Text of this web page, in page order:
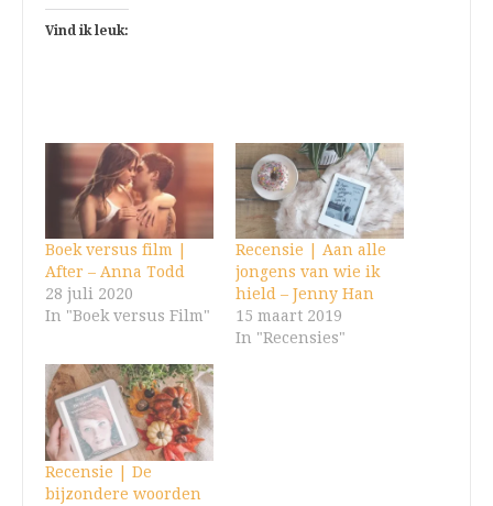
Vind ik leuk:
Boek versus film |
After – Anna Todd
28 juli 2020
In "Boek versus Film"
Recensie | Aan alle
jongens van wie ik
hield – Jenny Han
15 maart 2019
In "Recensies"
Recensie | De
bijzondere woorden